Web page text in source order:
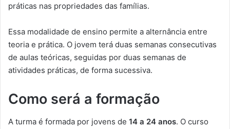
práticas nas propriedades das famílias.
Essa modalidade de ensino permite a alternância entre
teoria e prática. O jovem terá duas semanas consecutivas
de aulas teóricas, seguidas por duas semanas de
atividades práticas, de forma sucessiva.
Como será a formação
A turma é formada por jovens de 14 a 24 anos. O curso